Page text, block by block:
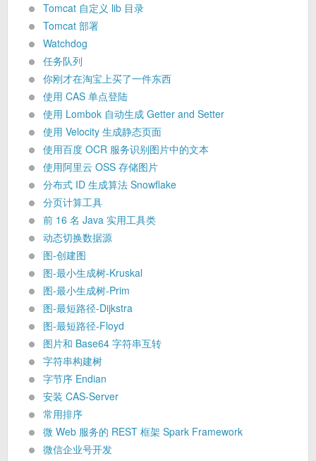
Tomcat 自定义 lib 目录
Tomcat 部署
Watchdog
任务队列
你刚才在淘宝上买了一件东西
使用 CAS 单点登陆
使用 Lombok 自动生成 Getter and Setter
使用 Velocity 生成静态页面
使用百度 OCR 服务识别图片中的文本
使用阿里云 OSS 存储图片
分布式 ID 生成算法 Snowflake
分页计算工具
前 16 名 Java 实用工具类
动态切换数据源
图-创建图
图-最小生成树-Kruskal
图-最小生成树-Prim
图-最短路径-Dijkstra
图-最短路径-Floyd
图片和 Base64 字符串互转
字符串构建树
字节序 Endian
安装 CAS-Server
常用排序
微 Web 服务的 REST 框架 Spark Framework
微信企业号开发